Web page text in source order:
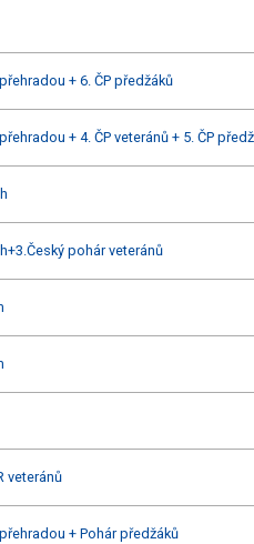
+ 6. ČP předžáků
+ 4. ČP veteránů + 5. ČP
pohár veteránů
veteránů
+ Pohár předžáků